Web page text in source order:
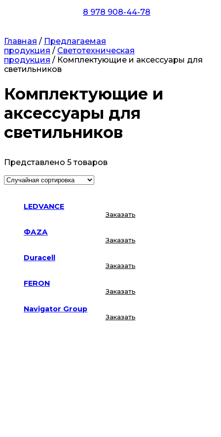
8 978 908-44-78
Главная / Предлагаемая
продукция / Светотехническая
продукция / Комплектующие и аксессуары для
светильников
Комплектующие и
аксессуары для
светильников
Представлено 5 товаров
LEDVANCE
Заказать
ФАZА
Заказать
Duracell
Заказать
FERON
Заказать
Navigator Group
Заказать